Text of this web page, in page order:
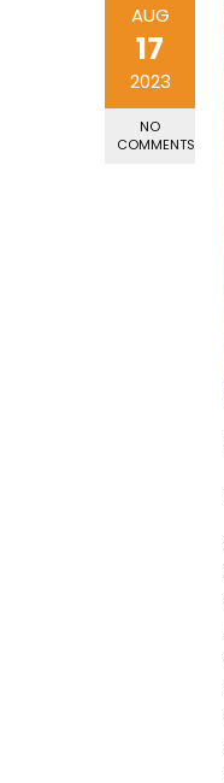
AUG
17
2023
NO
COMMENTS